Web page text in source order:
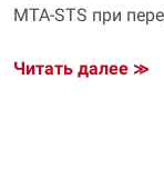
MTA‑STS при
Читать далее ≫